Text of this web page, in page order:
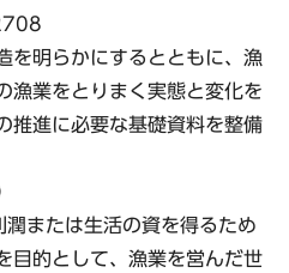
を明らかにするとともに、漁
漁業をとりまく実態と変化を
推進に必要な基礎資料を整備
または生活の資を得るため
目的として、漁業を営んだ世